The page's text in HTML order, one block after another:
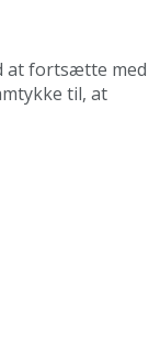
at fortsætte med
til, at